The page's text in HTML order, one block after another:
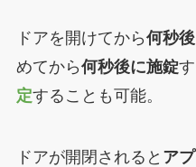
ドアを開けてから何秒
めてから何秒後に施錠
定することも可能。
ドアが開閉されると ア